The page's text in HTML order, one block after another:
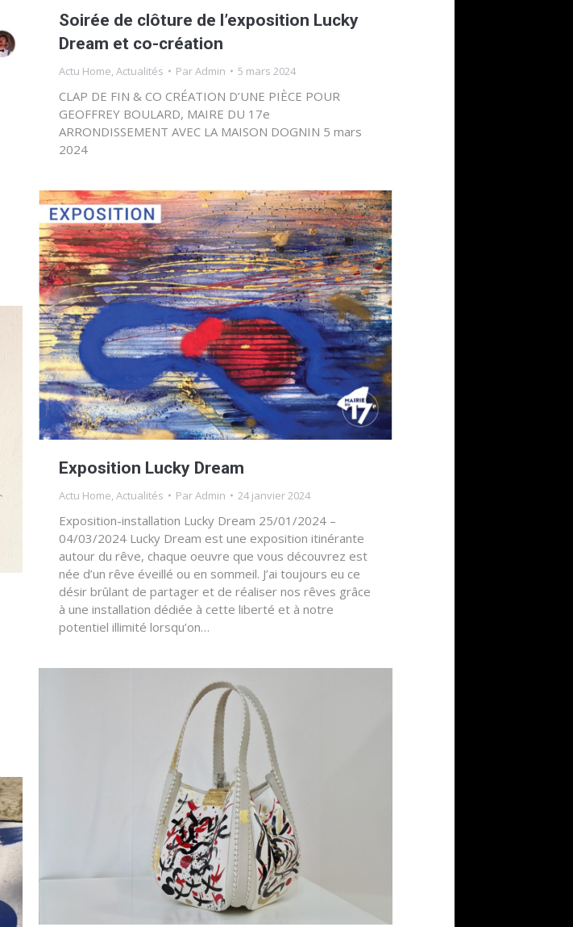
Soirée de clôture de l’exposition Lucky
Dream et co-création
Actu Home, Actualités ParAdmin 5 mars 2024
CLAP DE FIN & CO CRÉATION D’UNE PIÈCE POUR
GEOFFREY BOULARD, MAIRE DU 17e
ARRONDISSEMENT AVEC LA MAISON DOGNIN 5 mars
2024
Exposition Lucky Dream
Actu Home, Actualités ParAdmin 24 janvier 2024
Exposition-installation Lucky Dream 25/01/2024 –
04/03/2024 Lucky Dream est une exposition itinérante
autour du rêve, chaque oeuvre que vous découvrez est
née d’un rêve éveillé ou en sommeil. J’ai toujours eu ce
désir brûlant de partager et de réaliser nos rêves grâce
à une installation dédiée à cette liberté et à notre
potentiel illimité lorsqu’on…